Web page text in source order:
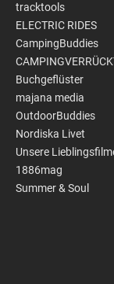
tracktools
ELECTRIC RIDES
CampingBuddies
Buchgeflüster
majana media
OutdoorBuddies
Nordiska Livet
Unsere
1886mag
Summer & Soul